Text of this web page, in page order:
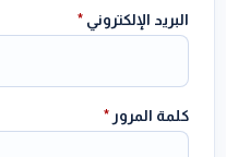
البريد الإلكتروني *
كلمة المرور *